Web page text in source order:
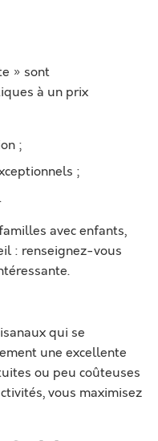
» sont
à un prix
;
;
avec enfants,
: renseignez-vous
qui se
une excellente
ou peu coûteuses
vous maximisez